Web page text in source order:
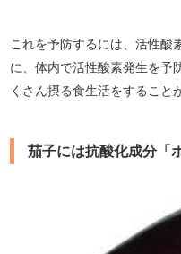
これを予防するには、活性酸
に、体内で活性酸素発生を予
くさん摂る食生活をすること
茄子には抗酸化成分「